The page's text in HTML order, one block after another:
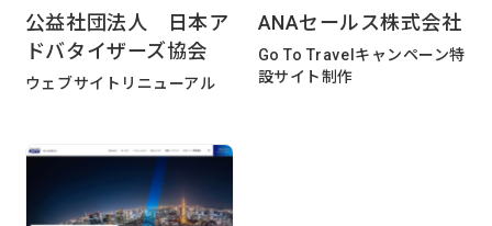
公益社団法人 日本ア
ドバタイザーズ協会
ウェブサイトリニューアル
ANAセールス株式会社
Go To Travelキャンペーン特
設サイト制作